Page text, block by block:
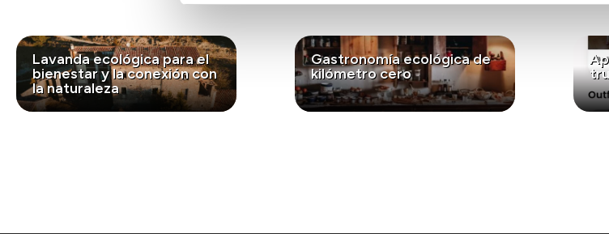
Lavanda ecológica para el
bienestar y la conexión con
la naturaleza
Gastronomía ecológica de
kilómetro cero